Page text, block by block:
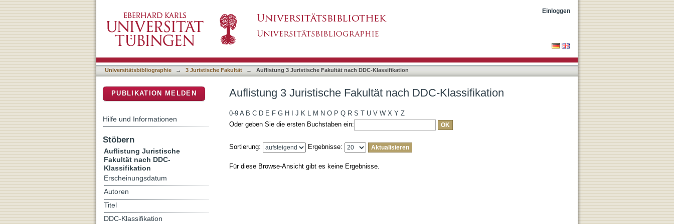
Einloggen
Universitätsbibliographie → 3 Juristische Fakultät → Auflistung 3 Juristische Fakultät nach DDC-Klassifikation
Auflistung 3 Juristische Fakultät nach DDC-Klassifikation
0-9 A B C D E F G H J K L M N O P Q R S T U V W X Y Z
Oder geben Sie die ersten Buchstaben ein:
Sortierung: Ergebnisse:
Für diese Browse-Ansicht gibt es keine Ergebnisse.
PUBLIKATION MELDEN
Hilfe und Informationen
Stöbern
Auflistung Juristische
Fakultät nach DDC-
Klassifikation
Erscheinungsdatum
Autoren
Titel
DDC-Klassifikation